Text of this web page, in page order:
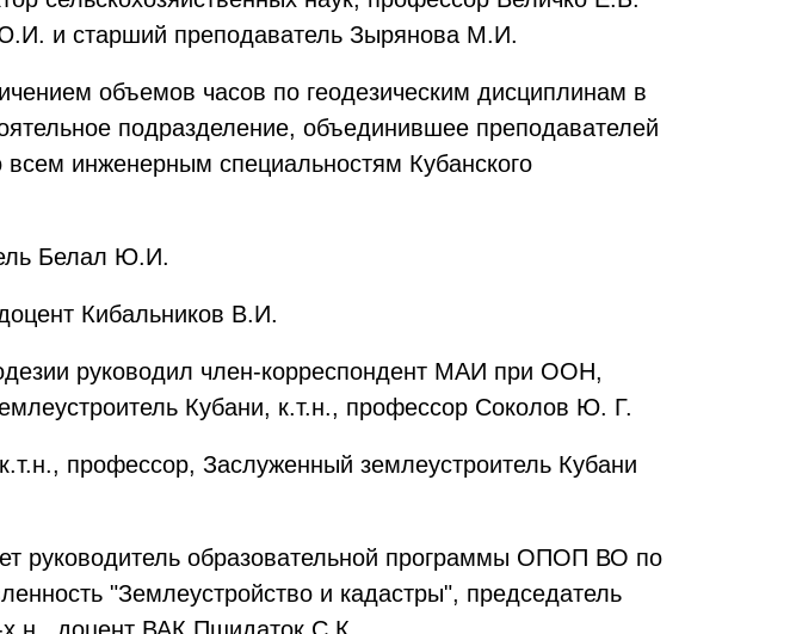
и старший преподаватель Зырянова М.И.
объемов часов по геодезическим дисциплинам в
подразделение, объединившее преподавателей
всем инженерным специальностям Кубанского
Белал Ю.И.
Кибальников В.И.
руководил член-корреспондент МАИ при ООН,
Кубани, к.т.н., профессор Соколов Ю. Г.
профессор, Заслуженный землеустроитель Кубани
руководитель образовательной программы ОПОП ВО по
"Землеустройство и кадастры", председатель